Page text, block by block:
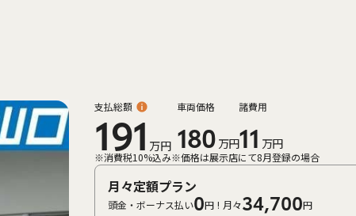
支払総額
191 万円
車両価格
180 万円
諸費用
11 万円
※消費税10%込み※価格は展示店にて8月登録の場合
月々定額プラン
頭金・ボーナス払い0円! 月々34,700円